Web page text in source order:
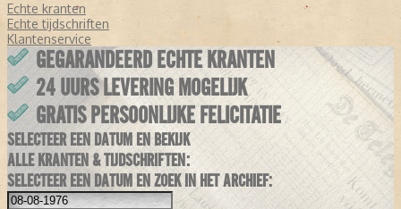
Echte kranten
Echte tijdschriften
Klantenservice
GEGARANDEERD ECHTE KRANTEN
24 UURS LEVERING MOGELIJK
GRATIS PERSOONLIJKE FELICITATIE
SELECTEER EEN DATUM EN BEKIJK
ALLE KRANTEN & TIJDSCHRIFTEN:
SELECTEER EEN DATUM EN ZOEK IN HET ARCHIEF: